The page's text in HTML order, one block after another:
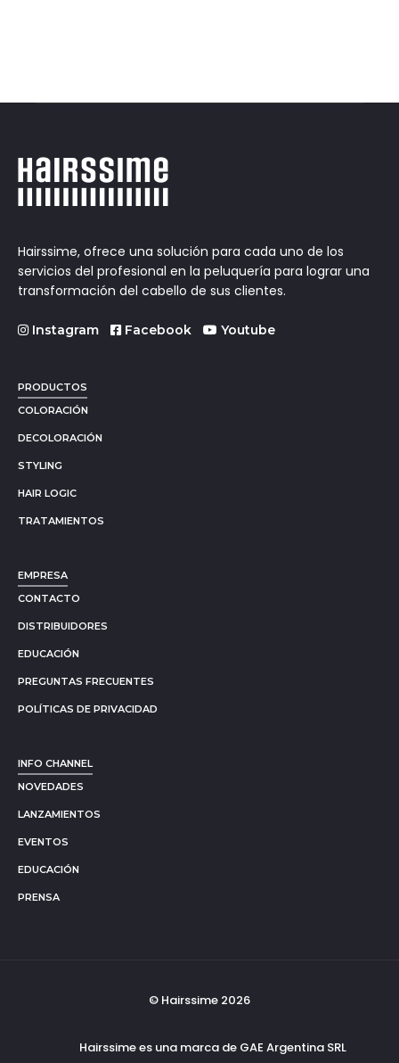
Hairssime, ofrece una solución para cada uno de los
servicios del profesional en la peluquería para lograr una
transformación del cabello de sus clientes.
Instagram Facebook Youtube
PRODUCTOS
COLORACIÓN
DECOLORACIÓN
STYLING
HAIR LOGIC
TRATAMIENTOS
EMPRESA
CONTACTO
DISTRIBUIDORES
EDUCACIÓN
PREGUNTAS FRECUENTES
POLÍTICAS DE PRIVACIDAD
INFO CHANNEL
NOVEDADES
LANZAMIENTOS
EVENTOS
EDUCACIÓN
PRENSA
© Hairssime 2026
Hairssime es una marca de GAE Argentina SRL